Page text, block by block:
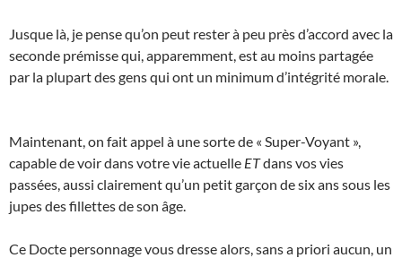
Jusque là, je pense qu’on peut rester à peu près d’accord avec la
seconde prémisse qui, apparemment, est au moins partagée
par la plupart des gens qui ont un minimum d’intégrité morale.
Maintenant, on fait appel à une sorte de « Super-Voyant »,
capable de voir dans votre vie actuelle ETdans vos vies
passées, aussi clairement qu’un petit garçon de six ans sous les
jupes des fillettes de son âge.
Ce Docte personnage vous dresse alors, sans a priori aucun, un